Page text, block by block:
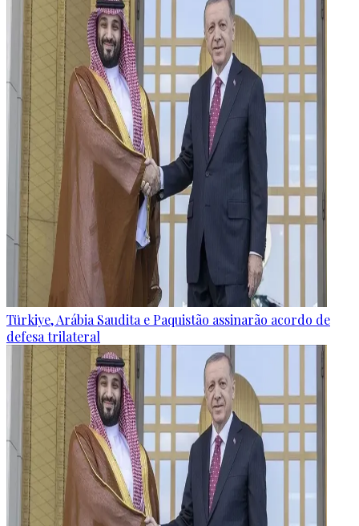
Türkiye, Arábia Saudita e Paquistão assinarão acordo de
defesa trilateral